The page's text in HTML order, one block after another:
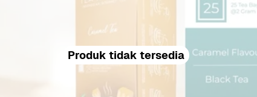
Produk tidak tersedia